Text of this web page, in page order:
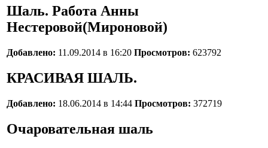
Шаль. Работа Анны
Нестеровой(Мироновой)
Добавлено: 11.09.2014 в 16:20 Просмотров: 623792
КРАСИВАЯ ШАЛЬ.
Добавлено: 18.06.2014 в 14:44 Просмотров: 372719
Очаровательная шаль